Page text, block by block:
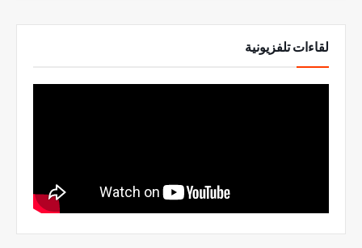
لقاءات تلفزيونية